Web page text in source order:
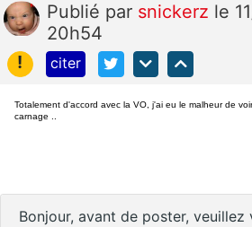
Publié par snickerz le
20h54
!
citer
Totalement d'accord avec la VO, j'ai eu le malheur de
carnage ..
Bonjour, avant de poster, veuillez